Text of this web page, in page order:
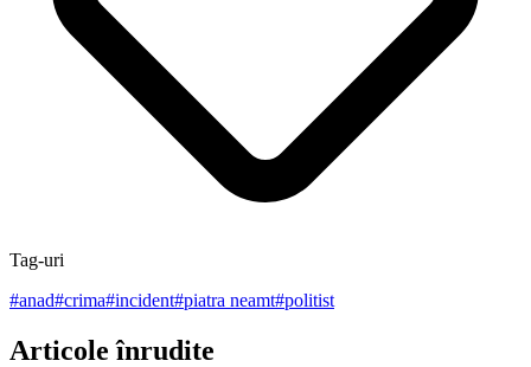
Tag-uri
#anad#crima#incident#piatra neamt#politist
Articole înrudite